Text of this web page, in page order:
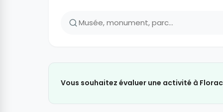
Vous souhaitez évaluer une activité à